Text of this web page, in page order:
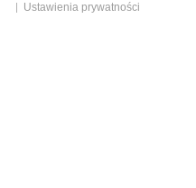
Ustawienia prywatności